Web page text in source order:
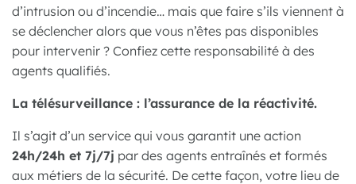
d’intrusion ou d’incendie… mais que faire s’ils viennent à
se déclencher alors que vous n’êtes pas disponibles
pour intervenir ? Confiez cette responsabilité à des
agents qualifiés.
La télésurveillance : l’assurance de la réactivité.
Il s’agit d’un service qui vous garantit une action
24h/24h et 7j/7j par des agents entraînés et formés
aux métiers de la sécurité. De cette façon, votre lieu de